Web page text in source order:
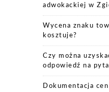
adwokackiej w
Wycena znaku
kosztuje?
Czy można
odpowiedź na
Dokumentacja